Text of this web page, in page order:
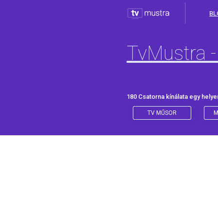
TvMustra
180 Csatorna kínálata egy
TV MŰSOR